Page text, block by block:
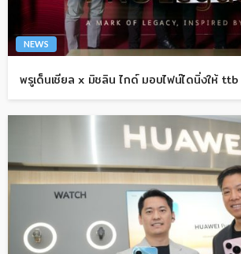
NEWS
พรูเด็นเชียล x มิชลิน ไกด์ มอบไฟน์ไดนิ่งให้